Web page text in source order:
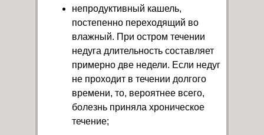
непродуктивный кашель,
постепенно переходящий во
влажный. При остром течении
недуга длительность составляет
примерно две недели. Если недуг
не проходит в течении долгого
времени, то, вероятнее всего,
болезнь приняла хроническое
течение;